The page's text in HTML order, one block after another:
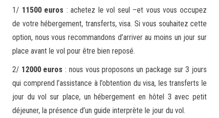
1/ 11500 euros : achetez le vol seul –et vous vous occupez
de votre hébergement, transferts, visa. Si vous souhaitez cette
option, nous vous recommandons d’arriver au moins un jour sur
place avant le vol pour être bien reposé.
2/ 12000 euros : nous vous proposons un package sur 3 jours
qui comprend l’assistance à l’obtention du visa, les transferts le
jour du vol sur place, un hébergement en hôtel 3 avec petit
déjeuner, la présence d’un guide interprète le jour du vol.